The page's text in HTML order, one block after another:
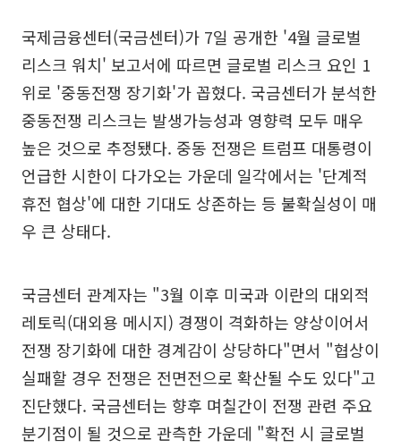
국제금융센터(국금센터)가 7일 공개한 '4월 글로벌
리스크 워치' 보고서에 따르면 글로벌 리스크 요인 1
위로 '중동전쟁 장기화'가 꼽혔다. 국금센터가 분석한
중동전쟁 리스크는 발생가능성과 영향력 모두 매우
높은 것으로 추정됐다. 중동 전쟁은 트럼프 대통령이
언급한 시한이 다가오는 가운데 일각에서는 '단계적
휴전 협상'에 대한 기대도 상존하는 등 불확실성이 매
우 큰 상태다.
국금센터 관계자는 "3월 이후 미국과 이란의 대외적
레토릭(대외용 메시지) 경쟁이 격화하는 양상이어서
전쟁 장기화에 대한 경계감이 상당하다"면서 "협상이
실패할 경우 전쟁은 전면전으로 확산될 수도 있다"고
진단했다. 국금센터는 향후 며칠간이 전쟁 관련 주요
분기점이 될 것으로 관측한 가운데 "확전 시 글로벌